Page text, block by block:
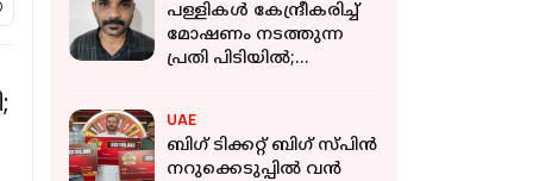
പള്ളികള്‍ കേന്ദ്രീകരിച്ച്
മോഷണം നടത്തുന്ന
പ്രതി പിടിയില്‍;
UAE
ബിഗ് ടിക്കറ്റ് ബിഗ് സ്പിൻ
നറുക്കെടുപ്പിൽ വൻ